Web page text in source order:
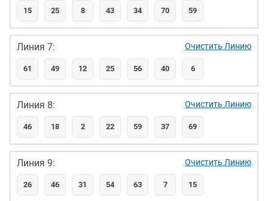
15 25 8 43 34 70 59
Линия 7:
61 49 12 25 56 40 6
Очистить Линию
Линия 8:
46 18 2 22 59 37 69
Очистить Линию
Линия 9:
26 46 31 54 63 7 15
Очистить Линию